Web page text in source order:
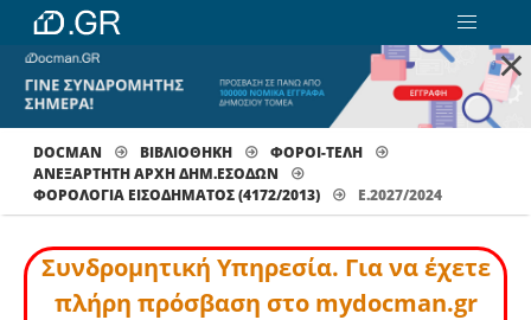
×
DOCMAN ΒΙΒΛΙΟΘΗΚΗ
ΦΟΡΟΙ-ΤΕΛΗ
ΑΝΕΞΑΡΤΗΤΗ ΑΡΧΗ ΔΗΜ.ΕΣΟΔΩΝ
ΦΟΡΟΛΟΓΊΑ ΕΙΣΟΔΉΜΑΤΟΣ (4172/2013)
Ε.2027/2024
Συνδρομητική Υπηρεσία. Για να έχετε
πλήρη πρόσβαση στο mydocman.gr